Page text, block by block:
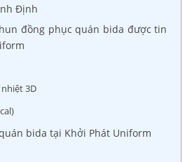
Định
đồng phục quán bida được tin
3D
bida tại Khởi Phát Uniform